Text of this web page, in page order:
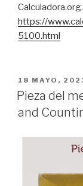
https://
5100.html
PUBLICADO
EL
18 MAYO,
Pieza del
and